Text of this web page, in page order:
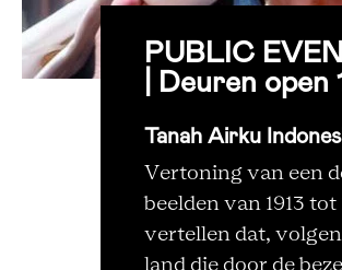
PUBLIC
| Deuren open
Tanah Airku
Vertoning van een
beelden van 1913
vertellen dat,
land die door de